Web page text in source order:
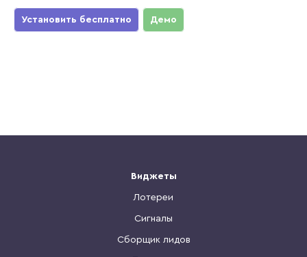
Установить бесплатно Демо
Виджеты
Лотереи
Сигналы
Сборщик лидов